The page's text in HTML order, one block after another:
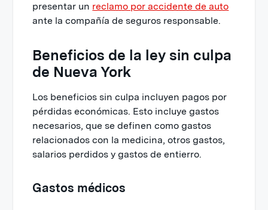
presentar un reclamo por accidente de auto
ante la compañía de seguros responsable.
Beneficios de la ley sin culpa
de Nueva York
Los beneficios sin culpa incluyen pagos por
pérdidas económicas. Esto incluye gastos
necesarios, que se definen como gastos
relacionados con la medicina, otros gastos,
salarios perdidos y gastos de entierro.
Gastos médicos